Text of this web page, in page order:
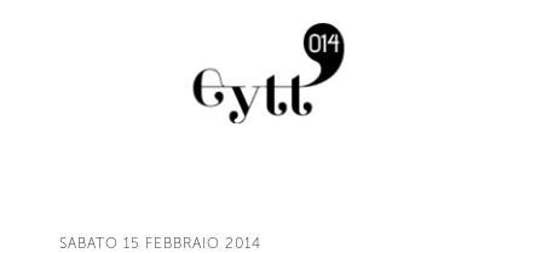
SABATO 15 FEBBRAIO 2014